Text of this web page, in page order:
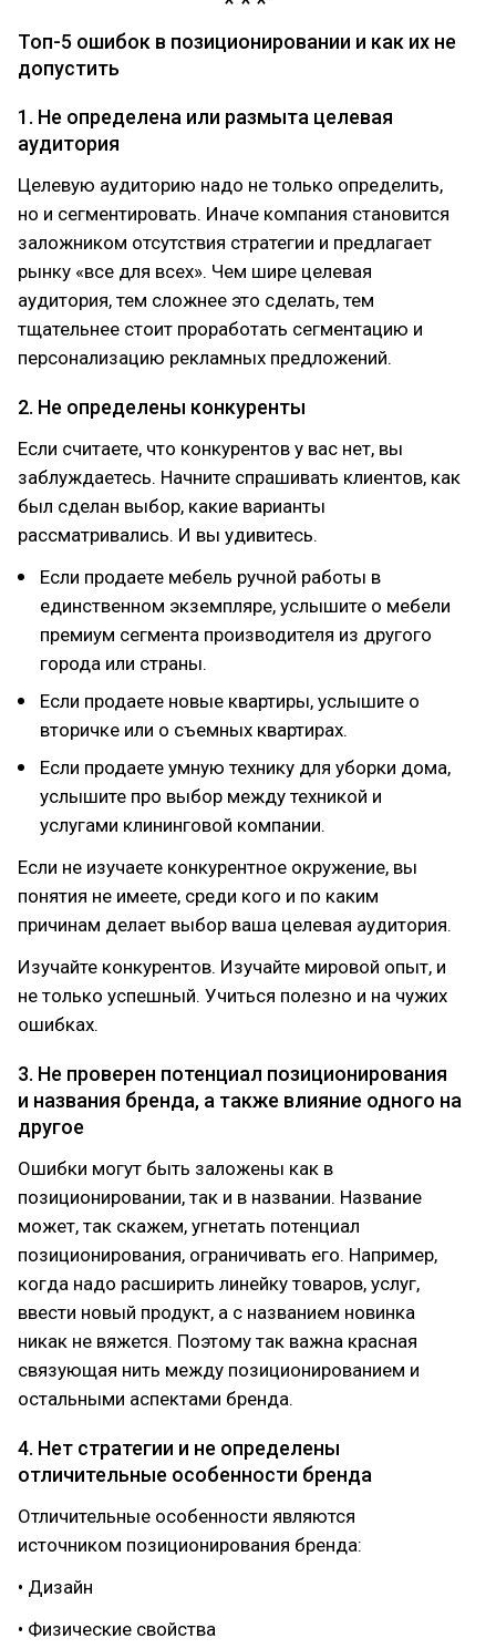
Топ-5 ошибок в позиционировании и как их не
допустить
1. Не определена или размыта целевая
аудитория
Целевую аудиторию надо не только определить,
но и сегментировать. Иначе компания становится
заложником отсутствия стратегии и предлагает
рынку «все для всех». Чем шире целевая
аудитория, тем сложнее это сделать, тем
тщательнее стоит проработать сегментацию и
персонализацию рекламных предложений.
2. Не определены конкуренты
Если считаете, что конкурентов у вас нет, вы
заблуждаетесь. Начните спрашивать клиентов, как
был сделан выбор, какие варианты
рассматривались. И вы удивитесь.
Если продаете мебель ручной работы в
единственном экземпляре, услышите о мебели
премиум сегмента производителя из другого
города или страны.
Если продаете новые квартиры, услышите о
вторичке или о съемных квартирах.
Если продаете умную технику для уборки дома,
услышите про выбор между техникой и
услугами клининговой компании.
Если не изучаете конкурентное окружение, вы
понятия не имеете, среди кого и по каким
причинам делает выбор ваша целевая аудитория.
Изучайте конкурентов. Изучайте мировой опыт, и
не только успешный. Учиться полезно и на чужих
ошибках.
3. Не проверен потенциал позиционирования
и названия бренда, а также влияние одного на
другое
Ошибки могут быть заложены как в
позиционировании, так и в названии. Название
может, так скажем, угнетать потенциал
позиционирования, ограничивать его. Например,
когда надо расширить линейку товаров, услуг,
ввести новый продукт, а с названием новинка
никак не вяжется. Поэтому так важна красная
связующая нить между позиционированием и
остальными аспектами бренда.
4. Нет стратегии и не определены
отличительные особенности бренда
Отличительные особенности являются
источником позиционирования бренда:
• Дизайн
• Физические свойства